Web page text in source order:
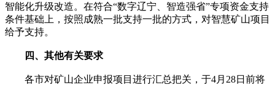
智能化升级改造。在符合“数字辽宁、智造强省”专项资金支持
条件基础上，按照成熟一批支持一批的方式，对智慧矿山项目
给予支持。
四、其他有关要求
各市对矿山企业申报项目进行汇总把关，于4月28日前将